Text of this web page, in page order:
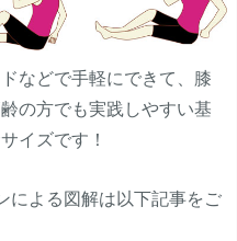
などで手軽にできて、膝
の方でも実践しやすい基
イズです！
による図解は以下記事をご